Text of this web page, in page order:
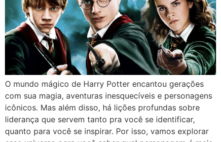
O mundo mágico de Harry Potter encantou gerações
com sua magia, aventuras inesquecíveis e personagens
icônicos. Mas além disso, há lições profundas sobre
liderança que servem tanto pra você se identificar,
quanto para você se inspirar. Por isso, vamos explorar